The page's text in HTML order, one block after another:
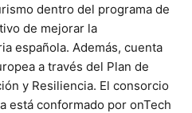
dentro del programa de
de mejorar la
española. Además, cuenta
a través del Plan de
y Resiliencia. El consorcio
está conformado por onTech